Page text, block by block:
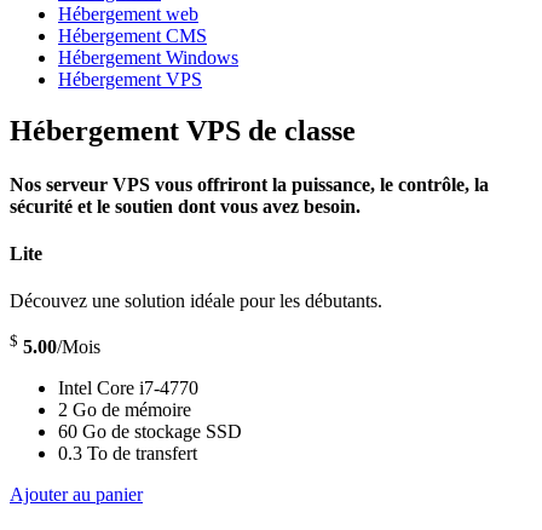
Hébergement web
Hébergement CMS
Hébergement Windows
Hébergement VPS
Hébergement VPS de classe
Nos serveur VPS vous offriront la puissance, le contrôle, la
sécurité et le soutien dont vous avez besoin.
Lite
Découvez une solution idéale pour les débutants.
$ 5.00/Mois
Intel Core i7-4770
2 Go de mémoire
60 Go de stockage SSD
0.3 To de transfert
Ajouter au panier